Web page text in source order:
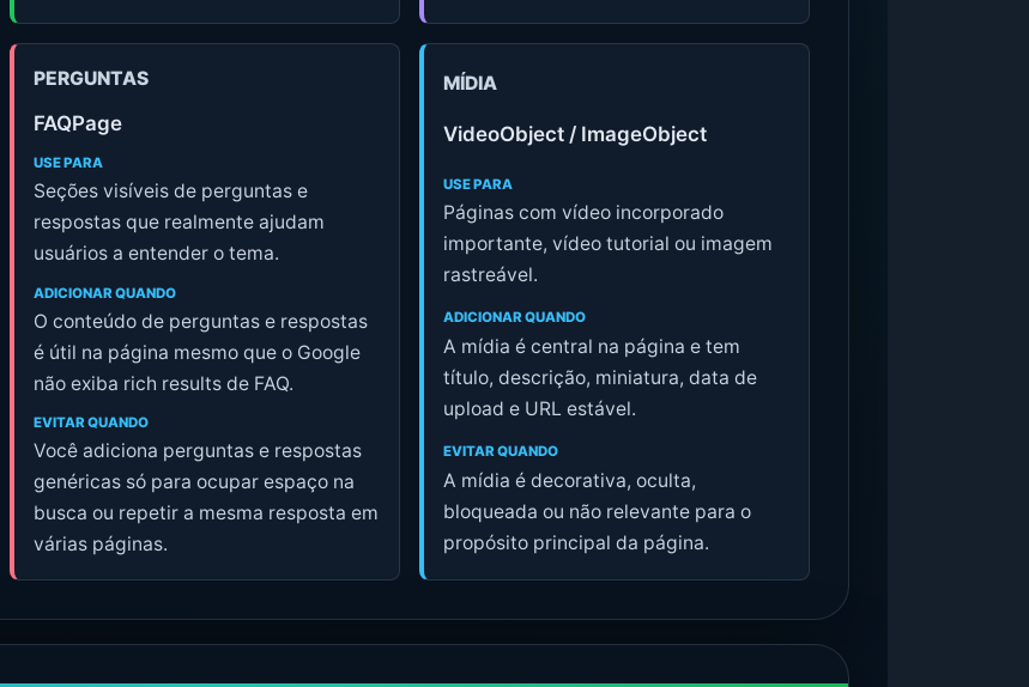
PERGUNTAS
FAQPage
USE PARA
Seções visíveis de perguntas e
respostas que realmente ajudam
usuários a entender o tema.
ADICIONAR QUANDO
O conteúdo de perguntas e respostas
é útil na página mesmo que o Google
não exiba rich results de FAQ.
EVITAR QUANDO
Você adiciona perguntas e respostas
genéricas só para ocupar espaço na
busca ou repetir a mesma resposta em
várias páginas.
MÍDIA
VideoObject / ImageObject
USE PARA
Páginas com vídeo incorporado
importante, vídeo tutorial ou imagem
rastreável.
ADICIONAR QUANDO
A mídia é central na página e tem
título, descrição, miniatura, data de
upload e URL estável.
EVITAR QUANDO
A mídia é decorativa, oculta,
bloqueada ou não relevante para o
propósito principal da página.